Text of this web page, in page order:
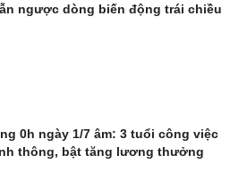
ngược dòng biến động trái chiều
0h ngày 1/7 âm: 3 tuổi công việc
thông, bật tăng lương thưởng